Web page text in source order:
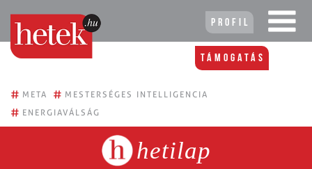
Profil
Támogatás
# META # MESTERSÉGES INTELLIGENCIA
# ENERGIAVÁLSÁG
hetilap